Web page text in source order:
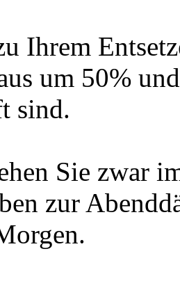
Ihrem
um 50%
sind.
Sie zwar
zur